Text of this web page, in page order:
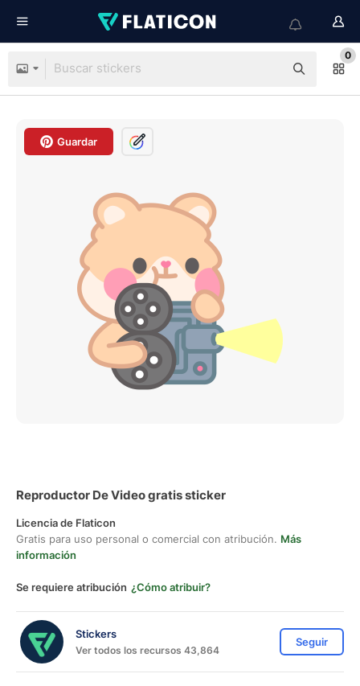
0
Guardar
Reproductor De Video gratis sticker
Licencia de Flaticon
Gratis para uso personal o comercial con atribución. Más
información
Se requiere atribución ¿Cómo atribuir?
Stickers
Ver todos los recursos 43,864
Seguir